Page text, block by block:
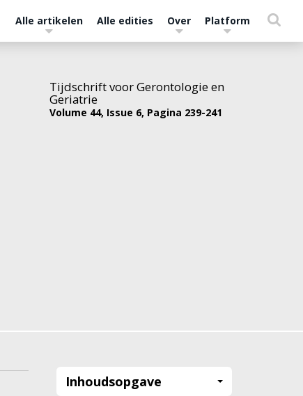
Alle artikelen Alle edities Over Platform
Tijdschrift voor Gerontologie en
Geriatrie
Volume 44, Issue 6, Pagina 239-241
Inhoudsopgave